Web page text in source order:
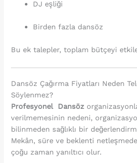
DJ eşliği
Birden fazla dansöz
Bu ek talepler, toplam bütçeyi
Dansöz Çağırma Fiyatları Neden
Söylenmez?
Profesyonel Dansöz
verilmemesinin nedeni,
bilinmeden sağlıklı bir
Mekân, süre ve beklenti
çoğu zaman yanıltıcı olur.